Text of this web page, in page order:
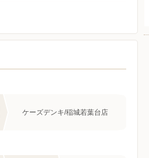
ケーズデンキ/稲城若葉台店